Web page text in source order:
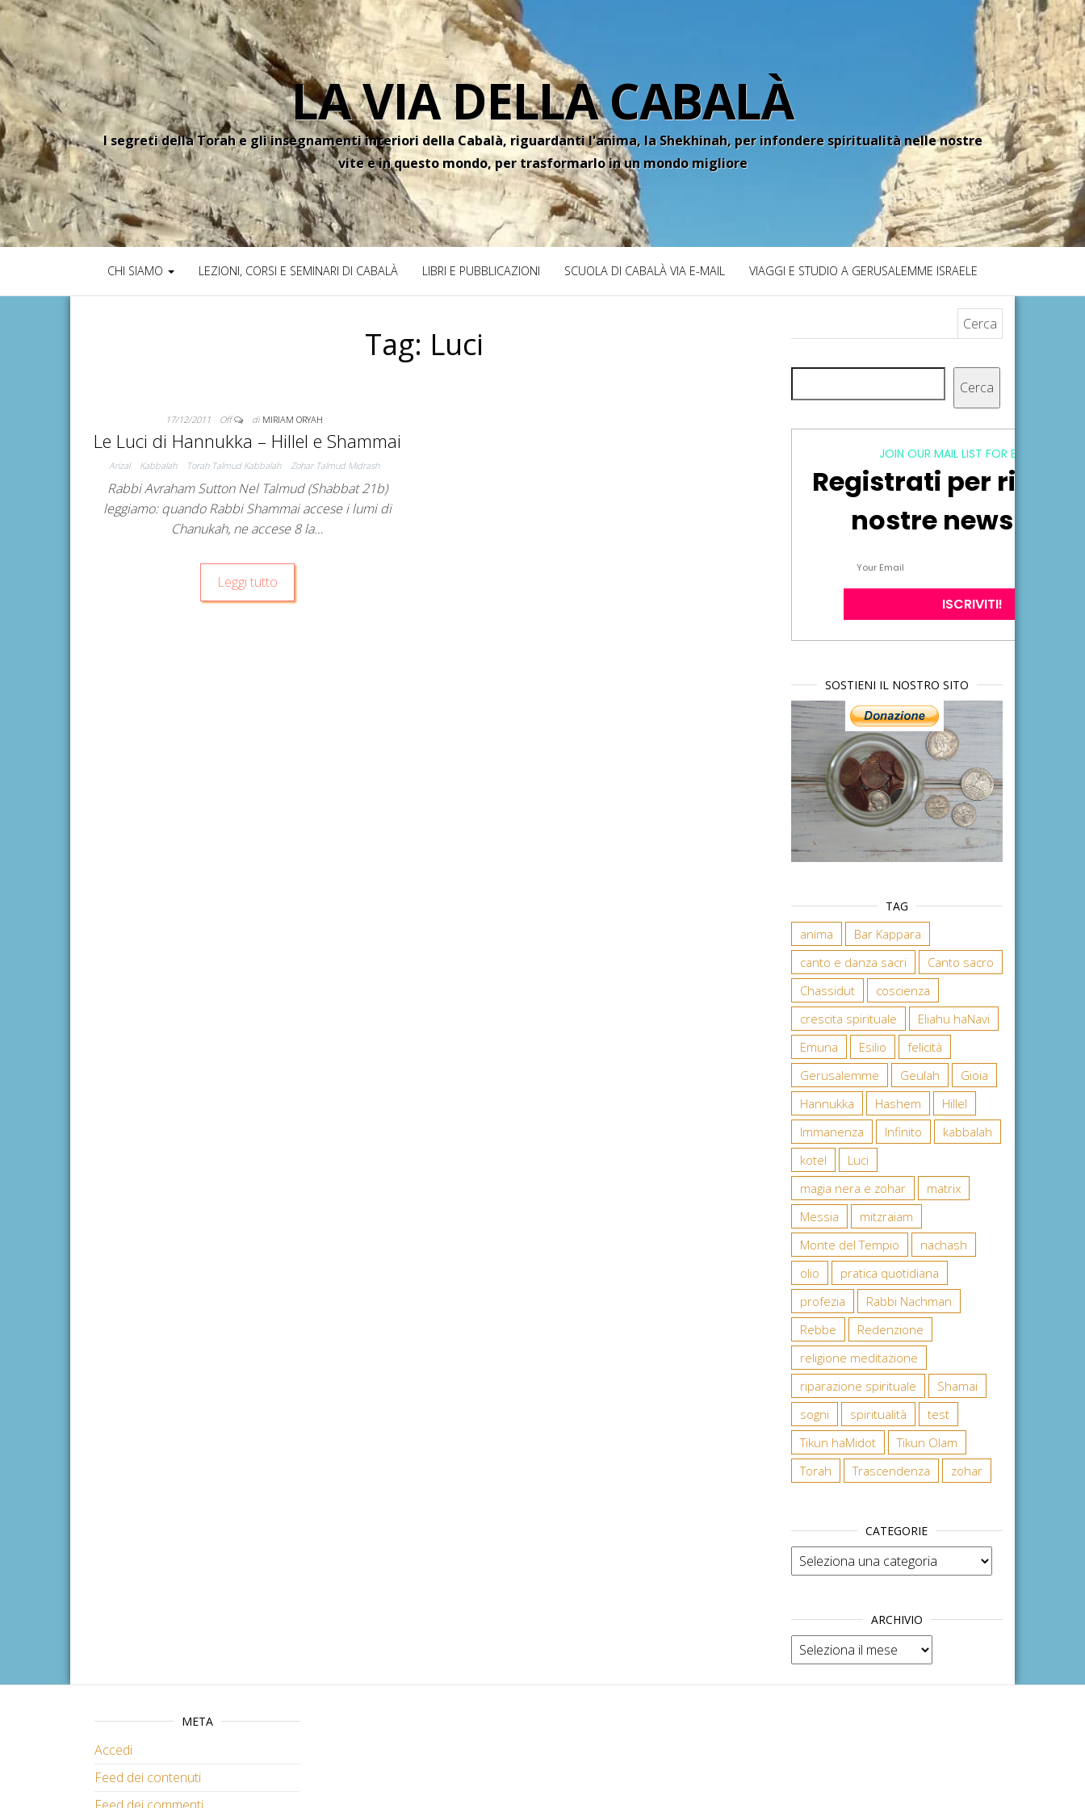
LA VIA DELLA CABALÀ
I segreti della Torah e gli insegnamenti interiori della Cabalà, riguardanti l'anima, la Shekhinah, per infondere spiritualità nelle nostre
vite e in questo mondo, per trasformarlo in un mondo migliore
CHI SIAMO LEZIONI, CORSI E SEMINARI DI CABALÀ LIBRI E PUBBLICAZIONI SCUOLA DI CABALÀ VIA E-MAIL VIAGGI E STUDIO A GERUSALEMME ISRAELE
Tag: Luci
17/12/2011 Off di MIRIAM ORYAH
Le Luci di Hannukka – Hillel e Shammai
Arizal Kabbalah Torah Talmud Kabbalah Zohar Talmud Midrash
Rabbi Avraham Sutton Nel Talmud (Shabbat 21b)
leggiamo: quando Rabbi Shammai accese i lumi di
Chanukah, ne accese 8 la…
Leggi tutto
Cerca
JOIN OUR MAIL LIST FOR EXCLUSIVE
Registrati per
nostre
SOSTIENI IL NOSTRO SITO
TAG
anima
Bar Kappara
canto e danza sacri
Canto sacro
Chassidut
coscienza
crescita spirituale
Eliahu haNavi
Emuna
Esilio
felicità
Gerusalemme
Geulah
Gioia
Hannukka
Hashem
Hillel
Immanenza
Infinito
kabbalah
kotel
Luci
magia nera e zohar
matrix
Messia
mitzraiam
Monte del Tempio
nachash
olio
pratica quotidiana
profezia
Rabbi Nachman
Rebbe
Redenzione
religione meditazione
riparazione spirituale
Shamai
sogni
spiritualità
test
Tikun haMidot
Tikun Olam
Torah
Trascendenza zohar
CATEGORIE
Categorie
ARCHIVIO
Archivio
META
Accedi
Feed dei contenuti